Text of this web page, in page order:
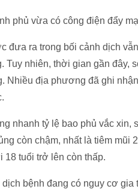
phủ vừa có công điện đẩy
đưa ra trong bối cảnh dịch
Tuy nhiên, thời gian gần đây,
Nhiều địa phương đã ghi
nhanh tỷ lệ bao phủ vắc
còn chậm, nhất là tiêm mũi
tuổi trở lên còn thấp.
dịch bệnh đang có nguy cơ